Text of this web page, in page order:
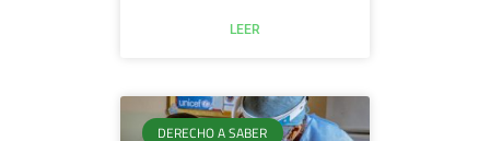
LEER
DERECHO A SABER